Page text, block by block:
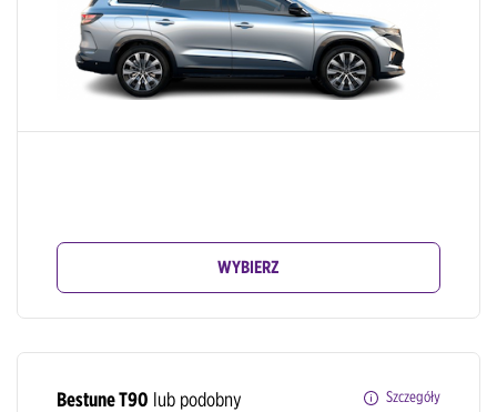
WYBIERZ
Bestune T90 lub podobny
Szczegóły